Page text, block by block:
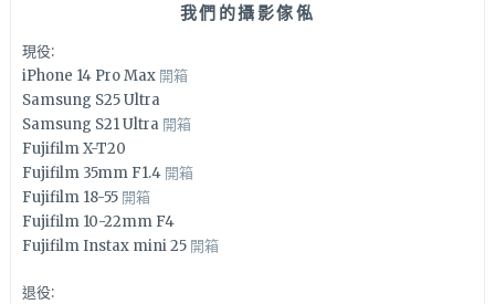
我們的攝影傢俬
現役:
iPhone 14 Pro Max 開箱
Samsung S25 Ultra
Samsung S21 Ultra 開箱
Fujifilm X-T20
Fujifilm 35mm F1.4 開箱
Fujifilm 18-55 開箱
Fujifilm 10-22mm F4
Fujifilm Instax mini 25 開箱
退役: